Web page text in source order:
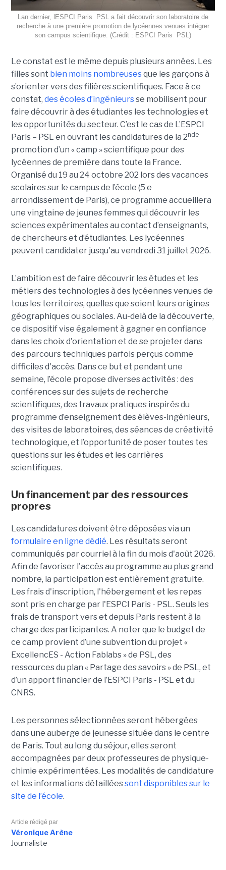
Lan dernier, lESPCI Paris  PSL a fait découvrir son laboratoire de
recherche à une première promotion de lycéennes venues intégrer
son campus scientifique. (Crédit : ESPCI Paris  PSL)
Le constat est le même depuis plusieurs années. Les
filles sont bien moins nombreusesque les garçons à
s’orienter vers des filières scientifiques. Face à ce
constat, des écoles d’ingénieursse mobilisent pour
faire découvrir à des étudiantes les technologies et
les opportunités du secteur. C’est le cas de L’ESPCI
Paris – PSL en ouvrant les candidatures de la 2nde
promotion d’un « camp » scientifique pour des
lycéennes de première dans toute la France.
Organisé du 19 au 24 octobre 202 lors des vacances
scolaires sur le campus de l’école (5 e
arrondissement de Paris), ce programme accueillera
une vingtaine de jeunes femmes qui découvrir les
sciences expérimentales au contact d’enseignants,
de chercheurs et d’étudiantes. Les lycéennes
peuvent candidater jusqu'au vendredi 31 juillet 2026.
L’ambition est de faire découvrir les études et les
métiers des technologies à des lycéennes venues de
tous les territoires, quelles que soient leurs origines
géographiques ou sociales. Au-delà de la découverte,
ce dispositif vise également à gagner en confiance
dans les choix d'orientation et de se projeter dans
des parcours techniques parfois perçus comme
difficiles d'accès. Dans ce but et pendant une
semaine, l’école propose diverses activités : des
conférences sur des sujets de recherche
scientifiques, des travaux pratiques inspirés du
programme d’enseignement des élèves-ingénieurs,
des visites de laboratoires, des séances de créativité
technologique, et l’opportunité de poser toutes tes
questions sur les études et les carrières
scientifiques.
Un financement par des ressources
propres
Les candidatures doivent être déposées via un
formulaire en ligne dédié. Les résultats seront
communiqués par courriel à la fin du mois d'août 2026.
Afin de favoriser l'accès au programme au plus grand
nombre, la participation est entièrement gratuite.
Les frais d'inscription, l'hébergement et les repas
sont pris en charge par l'ESPCI Paris - PSL. Seuls les
frais de transport vers et depuis Paris restent à la
charge des participantes. A noter que le budget de
ce camp provient d’une subvention du projet «
ExcellencES - Action Fablabs » de PSL, des
ressources du plan « Partage des savoirs » de PSL, et
d’un apport financier de l’ESPCI Paris - PSL et du
CNRS.
Les personnes sélectionnées seront hébergées
dans une auberge de jeunesse située dans le centre
de Paris. Tout au long du séjour, elles seront
accompagnées par deux professeures de physique-
chimie expérimentées. Les modalités de candidature
et les informations détailléessont disponibles sur le
site de l’école.
Article rédigé par
Véronique Arène
Journaliste